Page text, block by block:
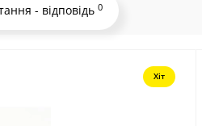
- відповідь 0
Хіт